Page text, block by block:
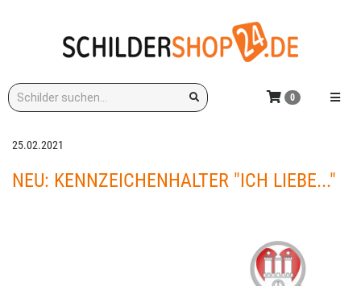
Stichwort: Menü
0
25.02.2021
NEU: KENNZEICHENHALTER "ICH LIEBE..."